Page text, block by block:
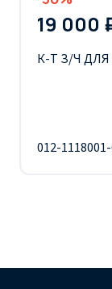
19 000
К-Т З/Ч ДЛЯ
012-